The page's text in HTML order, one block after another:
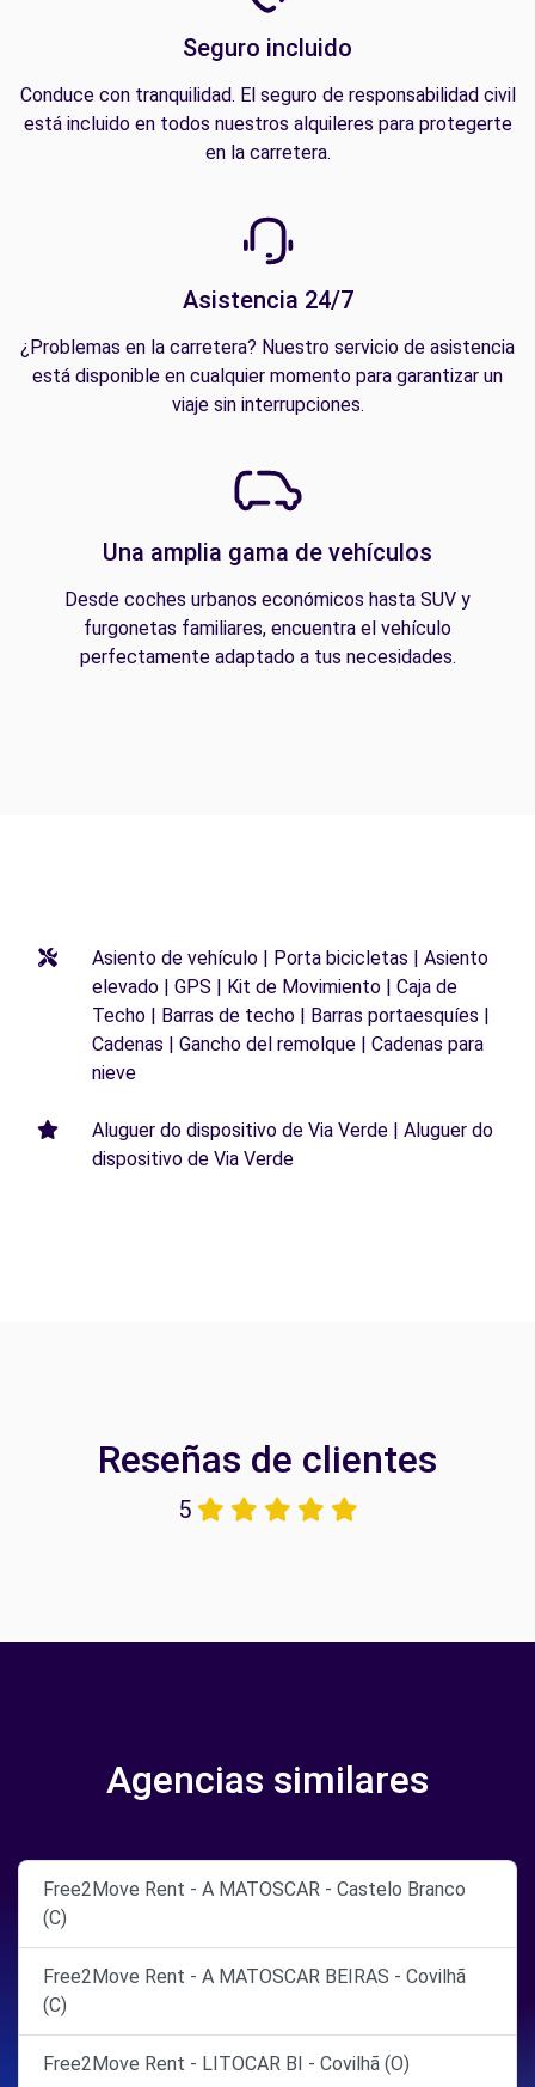
Seguro incluido
Conduce con tranquilidad. El seguro de responsabilidad civil
está incluido en todos nuestros alquileres para protegerte
en la carretera.
Asistencia 24/7
¿Problemas en la carretera? Nuestro servicio de asistencia
está disponible en cualquier momento para garantizar un
viaje sin interrupciones.
Una amplia gama de vehículos
Desde coches urbanos económicos hasta SUV y
furgonetas familiares, encuentra el vehículo
perfectamente adaptado a tus necesidades.
Asiento de vehículo | Porta bicicletas | Asiento
elevado | GPS | Kit de Movimiento | Caja de
Techo | Barras de techo | Barras portaesquíes |
Cadenas | Gancho del remolque | Cadenas para
nieve
Aluguer do dispositivo de Via Verde | Aluguer do
dispositivo de Via Verde
Reseñas de clientes
5
Agencias similares
Free2Move Rent - A MATOSCAR - Castelo Branco
(C)
Free2Move Rent - A MATOSCAR BEIRAS - Covilhã
(C)
Free2Move Rent - LITOCAR BI - Covilhã (O)